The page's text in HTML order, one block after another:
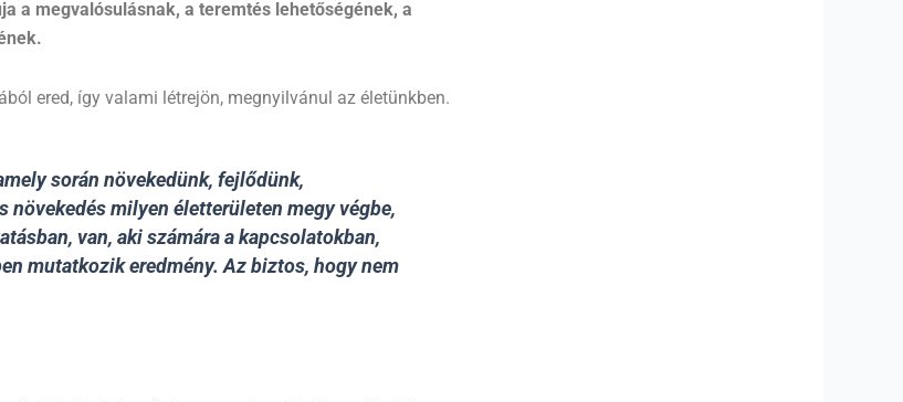
a megvalósulásnak, a teremtés lehetőségének, a
ered, így valami létrejön, megnyilvánul az életünkben.
során növekedünk, fejlődünk,
növekedés milyen életterületen megy végbe,
van, aki számára a kapcsolatokban,
mutatkozik eredmény. Az biztos, hogy nem